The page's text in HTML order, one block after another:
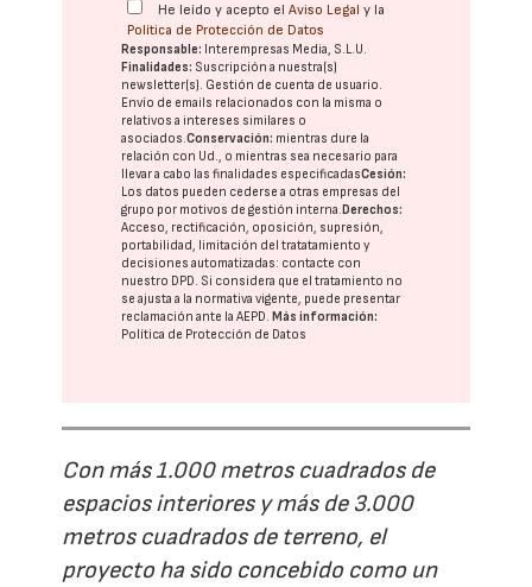
He leído y acepto elAviso Legal y la
Política de Protección de Datos
Responsable: Interempresas Media, S.L.U.
Finalidades: Suscripción a nuestra(s)
newsletter(s). Gestión de cuenta de usuario.
Envío de emails relacionados con la misma o
relativos a intereses similares o
asociados.Conservación: mientras dure la
relación con Ud., o mientras sea necesario para
llevar a cabo las finalidades especificadasCesión:
Los datos pueden cederse a otras empresas del
grupo por motivos de gestión interna. Derechos:
Acceso, rectificación, oposición, supresión,
portabilidad, limitación del tratatamiento y
decisiones automatizadas: contacte con
nuestro DPD. Si considera que el tratamiento no
se ajusta a la normativa vigente, puede presentar
reclamación ante laAEPD. Más información:
Política de Protección de Datos
Con más 1.000 metros cuadrados de
espacios interiores y más de 3.000
metros cuadrados de terreno, el
proyecto ha sido concebido como un